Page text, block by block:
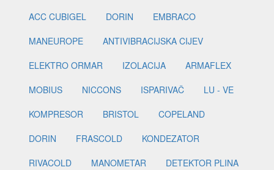
ACC CUBIGEL
DORIN
EMBRACO
MANEUROPE
ANTIVIBRACIJSKA CIJEV
ELEKTRO ORMAR
IZOLACIJA
ARMAFLEX
MOBIUS
NICCONS ISPARIVAČ
LU - VE
KOMPRESOR
BRISTOL
COPELAND
DORIN
FRASCOLD
KONDEZATOR
RIVACOLD
MANOMETAR
DETEKTOR PLINA